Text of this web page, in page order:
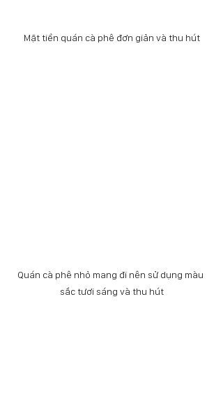
Mặt tiền quán cà phê đơn giản và thu hút
Quán cà phê nhỏ mang đi nên sử dụng màu
sắc tươi sáng và thu hút